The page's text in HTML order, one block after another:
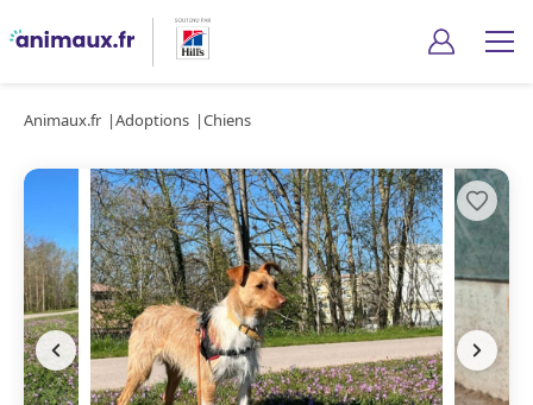
Animaux.fr Adoptions Chiens